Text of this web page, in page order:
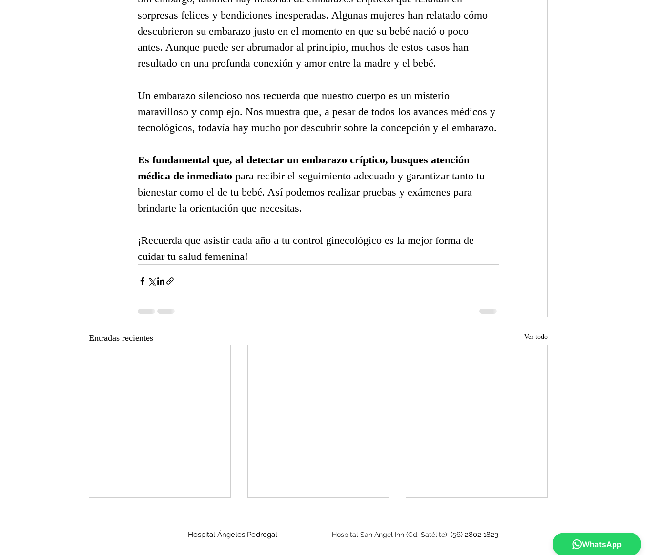
sorpresas felices y bendiciones inesperadas. Algunas mujeres han relatado cómo
descubrieron su embarazo justo en el momento en que su bebé nació o poco
antes. Aunque puede ser abrumador al principio, muchos de estos casos han
resultado en una profunda conexión y amor entre la madre y el bebé.
Un embarazo silencioso nos recuerda que nuestro cuerpo es un misterio
maravilloso y complejo. Nos muestra que, a pesar de todos los avances médicos y
tecnológicos, todavía hay mucho por descubrir sobre la concepción y el embarazo.
Es fundamental que, al detectar un embarazo críptico, busques atención
médica de inmediato para recibir el seguimiento adecuado y garantizar tanto tu
bienestar como el de tu bebé. Así podemos realizar pruebas y exámenes para
brindarte la orientación que necesitas.
¡Recuerda que asistir cada año a tu control ginecológico es la mejor forma de
cuidar tu salud femenina!
Entradas recientes Ver todo
Hospital Ángeles Pedregal Hospital San Angel Inn (Cd. Satélite): (56) 2802 1823
WhatsApp